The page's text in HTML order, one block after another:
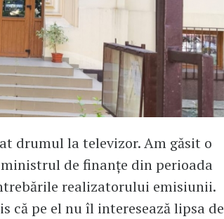
drumul la televizor. Am găsit o
de finanțe din perioada
realizatorului emisiunii.
că pe el nu îl interesează lipsa de